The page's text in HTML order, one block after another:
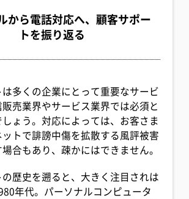
から電話対応へ、顧客サポー
トを振り返る
多くの企業にとって重要なサービ
販売業界やサービス業界では必須と
しょう。対応によっては、お客さま
トで誹謗中傷を拡散する風評被害
合もあり、疎かにはできません。
歴史を遡ると、大きく注目されは
年代。パーソナルコンピュータ